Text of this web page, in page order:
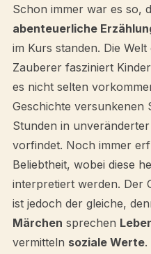
Schon immer war es so,
abenteuerliche
im Kurs standen. Die
Zauberer fasziniert
es nicht selten
Geschichte versunkenen
Stunden in
vorfindet. Noch immer
Beliebtheit, wobei diese
interpretiert werden. Der
ist jedoch der gleiche,
Märchen sprechen
vermitteln soziale Werte.